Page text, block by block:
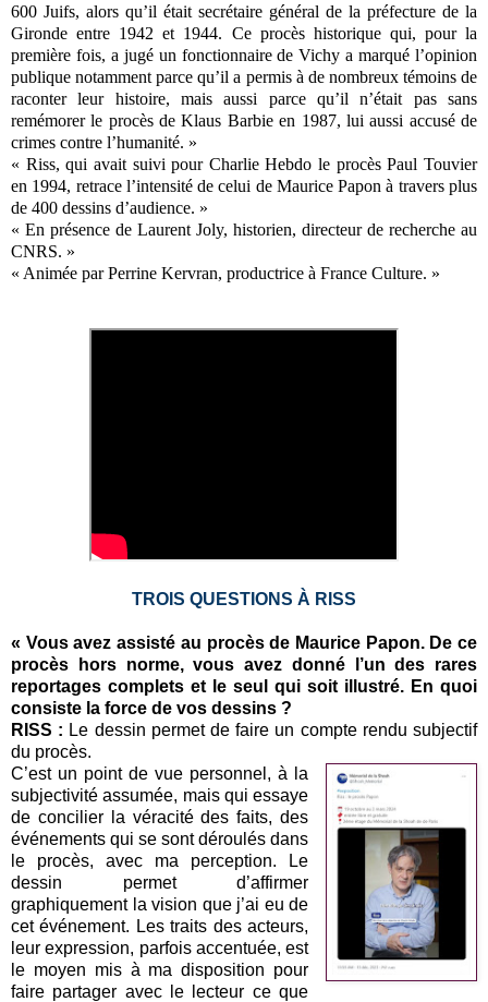
600 Juifs, alors qu’il était secrétaire général de la préfecture de la
Gironde entre 1942 et 1944. Ce procès historique qui, pour la
première fois, a jugé un fonctionnaire de Vichy a marqué l’opinion
publique notamment parce qu’il a permis à de nombreux témoins de
raconter leur histoire, mais aussi parce qu’il n’était pas sans
remémorer le procès de Klaus Barbie en 1987, lui aussi accusé de
crimes contre l’humanité. »
« Riss, qui avait suivi pour Charlie Hebdo le procès Paul Touvier
en 1994, retrace l’intensité de celui de Maurice Papon à travers plus
de 400 dessins d’audience. »
« En présence de Laurent Joly, historien, directeur de recherche au
CNRS. »
« Animée par Perrine Kervran, productrice à France Culture. »
TROIS QUESTIONS À RISS
« Vous avez assisté au procès de Maurice Papon. De ce
procès hors norme, vous avez donné l’un des rares
reportages complets et le seul qui soit illustré. En quoi
consiste la force de vos dessins ?
RISS : Le dessin permet de faire un compte rendu subjectif
du procès.
C’est un point de vue personnel, à la
subjectivité assumée, mais qui essaye
de concilier la véracité des faits, des
événements qui se sont déroulés dans
le procès, avec ma perception. Le
dessin permet d’affirmer
graphiquement la vision que j’ai eu de
cet événement. Les traits des acteurs,
leur expression, parfois accentuée, est
le moyen mis à ma disposition pour
faire partager avec le lecteur ce que